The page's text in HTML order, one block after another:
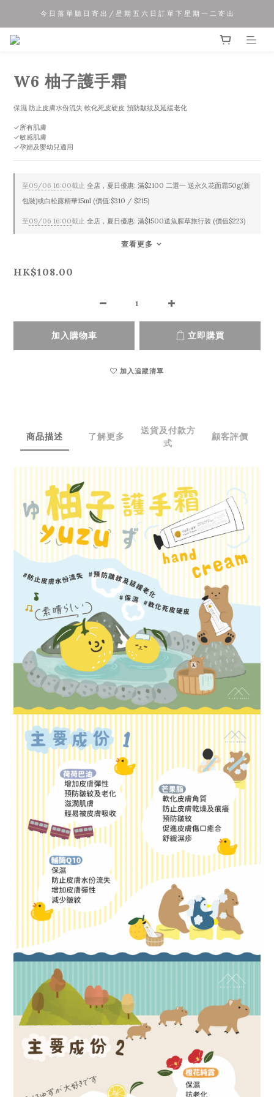
夏 日 優 惠 正 式 開 始!!
今 日 落 單 聽 日 寄 出 / 星 期 五 六 日 訂 單 下 星 期 一 二 寄 出
W6 柚子護手霜
保濕 防止皮膚水份流失 軟化死皮硬皮 預防皺紋及延緩老化
✓所有肌膚
✓敏感肌膚
✓孕婦及嬰幼兒適用
至09/06 16:00截止 全店，夏日優惠: 滿$2100 二選一 送永久花面霜50g(新
包裝)或白松露精華15ml (價值:$310 / $215)
至09/06 16:00截止 全店，夏日優惠: 滿$1500送魚腥草旅行裝 (價值$223)
查看更多
HK$108.00
加入購物車 立即購買
加入追蹤清單
商品描述 了解更多
送貨及付款方
式
顧客評價